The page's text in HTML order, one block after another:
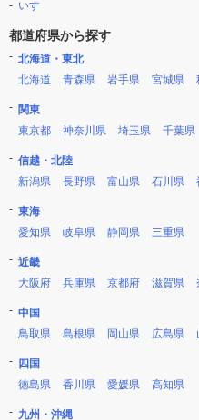
いすゞ
都道府県から探す
北海道・東北
北海道
青森県 岩手県 宮城県
関東
東京都
神奈川県 埼玉県 千葉県
信越・北陸
新潟県
長野県 富山県 石川県
東海
愛知県
岐阜県 静岡県 三重県
近畿
大阪府
兵庫県 京都府 滋賀県
中国
鳥取県
島根県 岡山県 広島県
四国
徳島県
香川県 愛媛県 高知県
九州・沖縄